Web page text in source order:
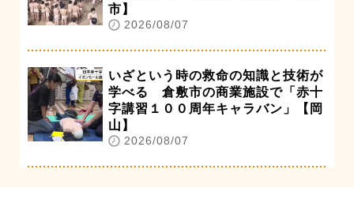
市】
2026/08/07
いざという時の救命の知識と技術が
学べる 倉敷市の商業施設で「赤十
字講習１００周年キャラバン」【岡
山】
2026/08/07